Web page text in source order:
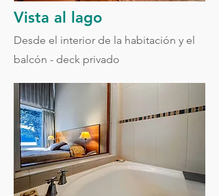
Vista al lago
Desde el interior de la habitación y el
balcón - deck privado